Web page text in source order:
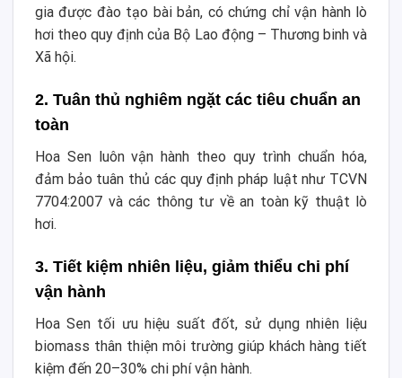
gia được đào tạo bài bản, có chứng chỉ vận hành lò
hơi theo quy định của Bộ Lao động – Thương binh và
Xã hội.
2. Tuân thủ nghiêm ngặt các tiêu chuẩn an
toàn
Hoa Sen luôn vận hành theo quy trình chuẩn hóa,
đảm bảo tuân thủ các quy định pháp luật như TCVN
7704:2007 và các thông tư về an toàn kỹ thuật lò
hơi.
3. Tiết kiệm nhiên liệu, giảm thiểu chi phí
vận hành
Hoa Sen tối ưu hiệu suất đốt, sử dụng nhiên liệu
biomass thân thiện môi trường giúp khách hàng tiết
kiệm đến 20–30% chi phí vận hành.